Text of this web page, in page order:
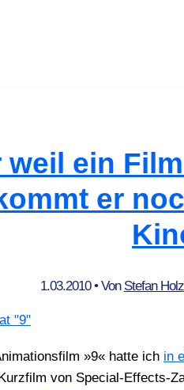
weil ein
er
1.03.2010• Von Stefan
»9« hat­te ich in
von Spe­cial-Effects-